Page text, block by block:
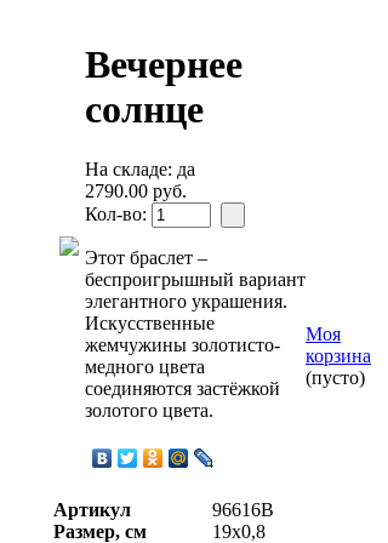
Вечернее
солнце
На складе: да
2790.00 руб.
Кол-во:
Этот браслет –
беспроигрышный вариант
элегантного украшения.
Искусственные
жемчужины золотисто-
медного цвета
соединяются застёжкой
золотого цвета.
Артикул
96616B
Размер, см
19х0,8
Моя
корзина
(пусто)